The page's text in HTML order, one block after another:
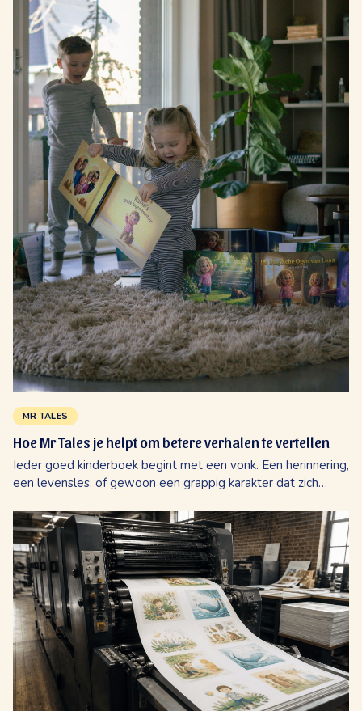
MR TALES
Hoe Mr Tales je helpt om betere verhalen te vertellen
Ieder goed kinderboek begint met een vonk. Een herinnering,
een levensles, of gewoon een grappig karakter dat zich
Misschien fluister je het...